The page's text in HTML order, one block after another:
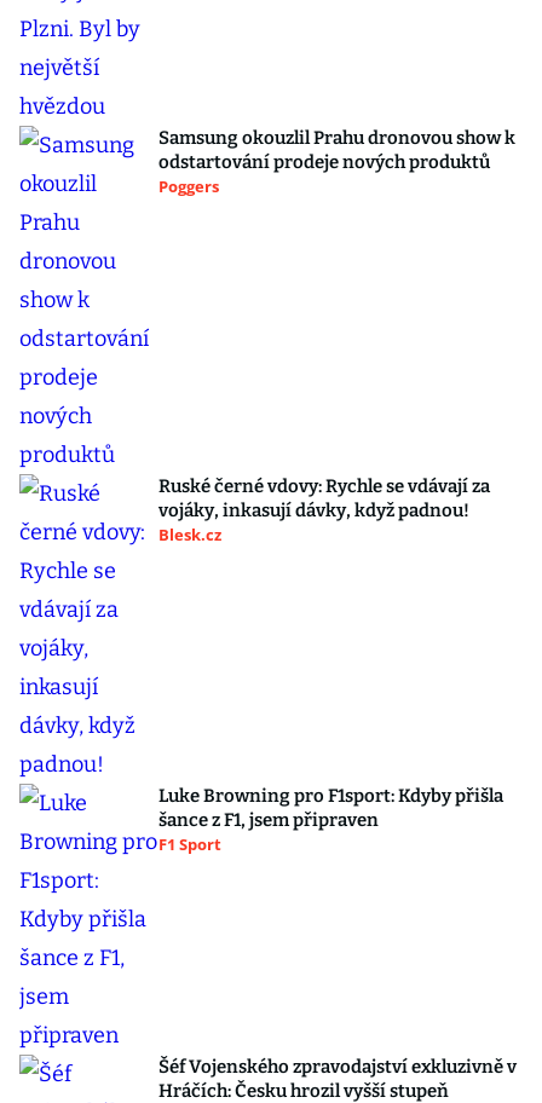
Samsung okouzlil Prahu dronovou show k
odstartování prodeje nových produktů
Poggers
Ruské černé vdovy: Rychle se vdávají za
vojáky, inkasují dávky, když padnou!
Blesk.cz
Luke Browning pro F1sport: Kdyby přišla
šance z F1, jsem připraven
F1 Sport
Šéf Vojenského zpravodajství exkluzivně v
Hráčích: Česku hrozil vyšší stupeň